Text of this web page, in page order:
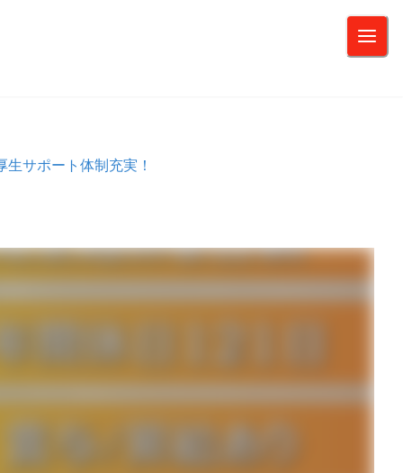
サポート体制充実！